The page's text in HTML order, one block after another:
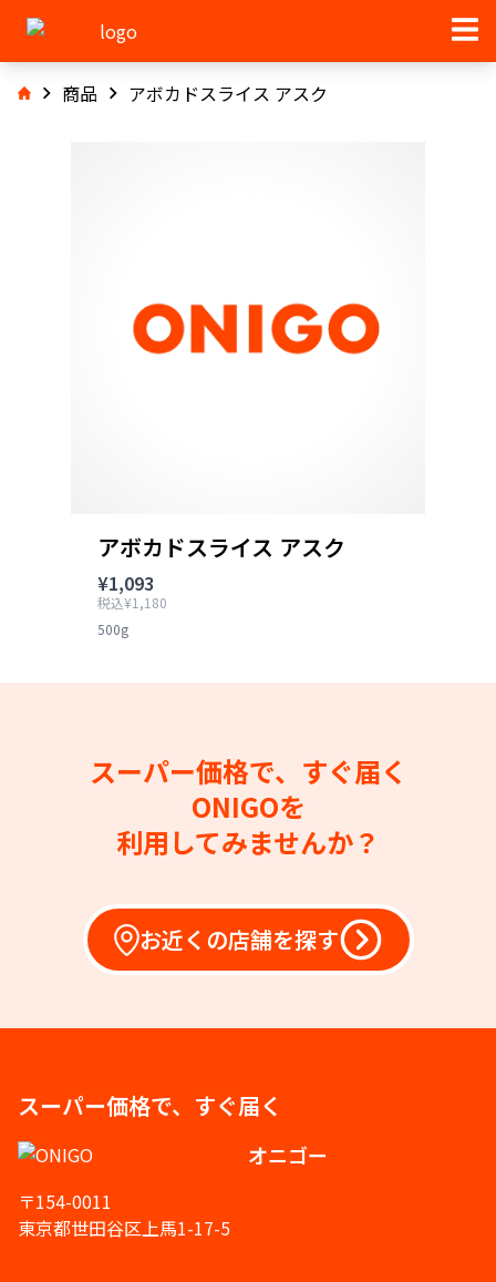
商品 アボカドスライス アスク
アボカドスライス アスク
¥1,093
税込¥1,180
500g
スーパー価格で、すぐ届く
ONIGOを
利用してみませんか？
お近くの店舗を探す
スーパー価格で、すぐ届く
オニゴー
〒154-0011
東京都世田谷区上馬1-17-5